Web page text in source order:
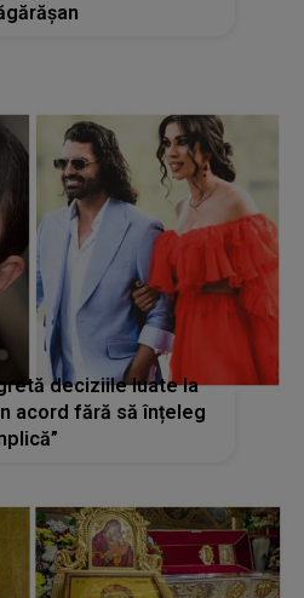
deciziile luate la
acord fără să înțeleg